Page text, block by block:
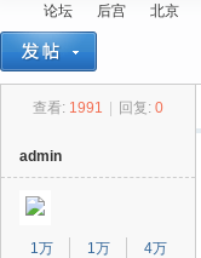
论坛
›
后宫
›
北京
查看: 1991 回复: 0
admin
1万
1万
4万